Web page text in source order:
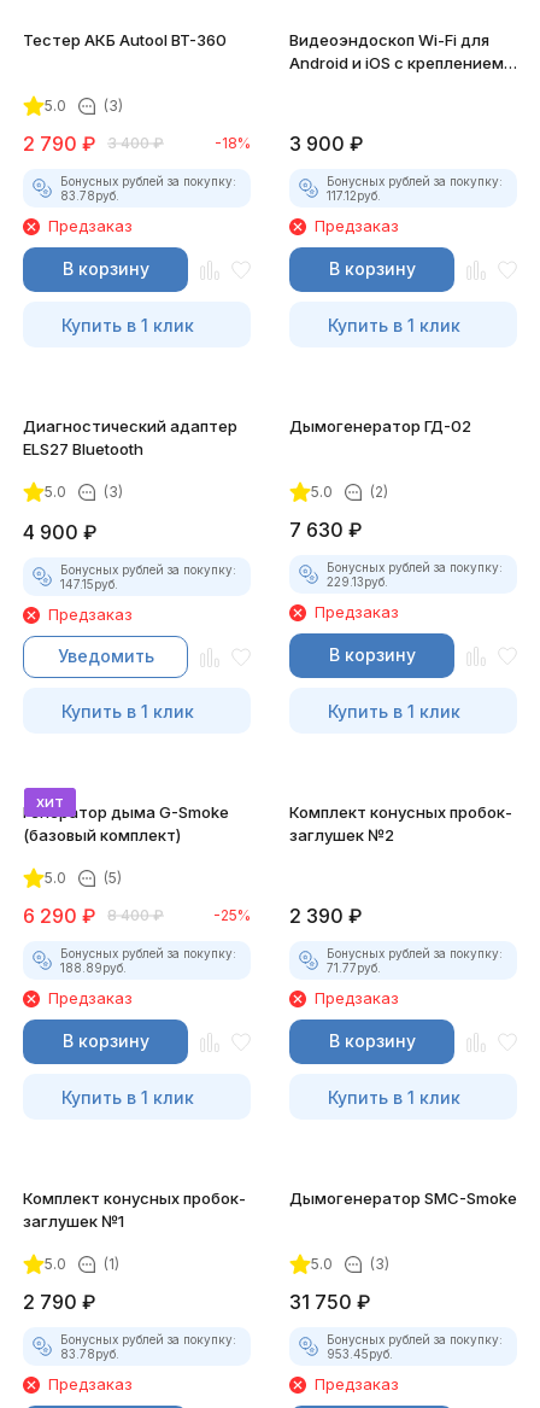
Тестер АКБ Autool BT-360
5.0 (3)
2 790 ₽ 3 400 ₽ -18%
Бонусных рублей за покупку:
83.78руб.
Предзаказ
В корзину
Купить в 1 клик
Видеоэндоскоп Wi-Fi для
Android и iOS с креплением
3 900 ₽
Бонусных рублей за покупку:
117.12руб.
Предзаказ
В корзину
Купить в 1 клик
Диагностический адаптер
ELS27 Bluetooth
5.0 (3)
4 900 ₽
Бонусных рублей за покупку:
147.15руб.
Предзаказ
Уведомить
Купить в 1 клик
Дымогенератор ГД-02
5.0 (2)
7 630 ₽
Бонусных рублей за покупку:
229.13руб.
Предзаказ
В корзину
Купить в 1 клик
хит
Генератор дыма G-Smoke
(базовый комплект)
5.0 (5)
6 290 ₽ 8 400 ₽ -25%
Бонусных рублей за покупку:
188.89руб.
Предзаказ
В корзину
Купить в 1 клик
Комплект конусных пробок-
заглушек №2
2 390 ₽
Бонусных рублей за покупку:
71.77руб.
Предзаказ
В корзину
Купить в 1 клик
Комплект конусных пробок-
заглушек №1
5.0 (1)
2 790 ₽
Бонусных рублей за покупку:
83.78руб.
Предзаказ
Дымогенератор SMC-Smoke
5.0 (3)
31 750 ₽
Бонусных рублей за покупку:
953.45руб.
Предзаказ